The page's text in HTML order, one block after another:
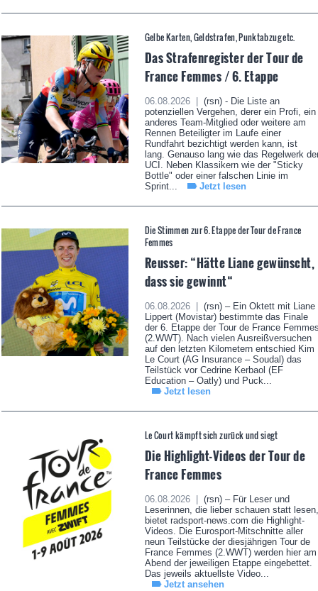
Gelbe Karten, Geldstrafen, Punktabzug etc.
Das Strafenregister der Tour de
France Femmes / 6. Etappe
06.08.2026 |
(rsn) - Die Liste an
potenziellen Vergehen, derer ein Profi, ein
anderes Team-Mitglied oder weitere am
Rennen Beteiligter im Laufe einer
Rundfahrt bezichtigt werden kann, ist
lang. Genauso lang wie das Regelwerk
UCI. Neben Klassikern wie der "Sticky
Bottle" oder einer falschen Linie im
Sprint...
Jetzt lesen
Die Stimmen zur 6. Etappe der Tour de France
Femmes
Reusser: “Hätte Liane gewünscht,
dass sie gewinnt“
06.08.2026 |
(rsn) – Ein Oktett mit Liane
Lippert (Movistar) bestimmte das Finale
der 6. Etappe der Tour de France
(2.WWT). Nach vielen Ausreißversuchen
auf den letzten Kilometern entschied Kim
Le Court (AG Insurance – Soudal) das
Teilstück vor Cedrine Kerbaol (EF
Education – Oatly) und Puck...
Jetzt lesen
Le Court kämpft sich zurück und siegt
Die Highlight-Videos der Tour de
France Femmes
06.08.2026 |
(rsn) – Für Leser und
Leserinnen, die lieber schauen statt lesen,
bietet radsport-news.com die Highlight-
Videos. Die Eurosport-Mitschnitte aller
neun Teilstücke der diesjährigen Tour de
France Femmes (2.WWT) werden hier am
Abend der jeweiligen Etappe eingebettet.
Das jeweils aktuellste Video...
Jetzt ansehen